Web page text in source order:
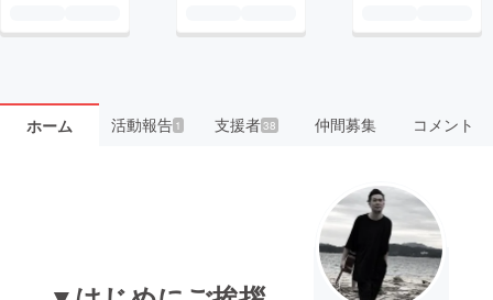
ホーム 活動報告1 支援者38 仲間募集 コメント